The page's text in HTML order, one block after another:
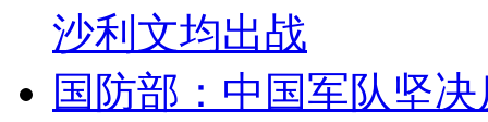
沙利文均出战
国防部：中国军队坚